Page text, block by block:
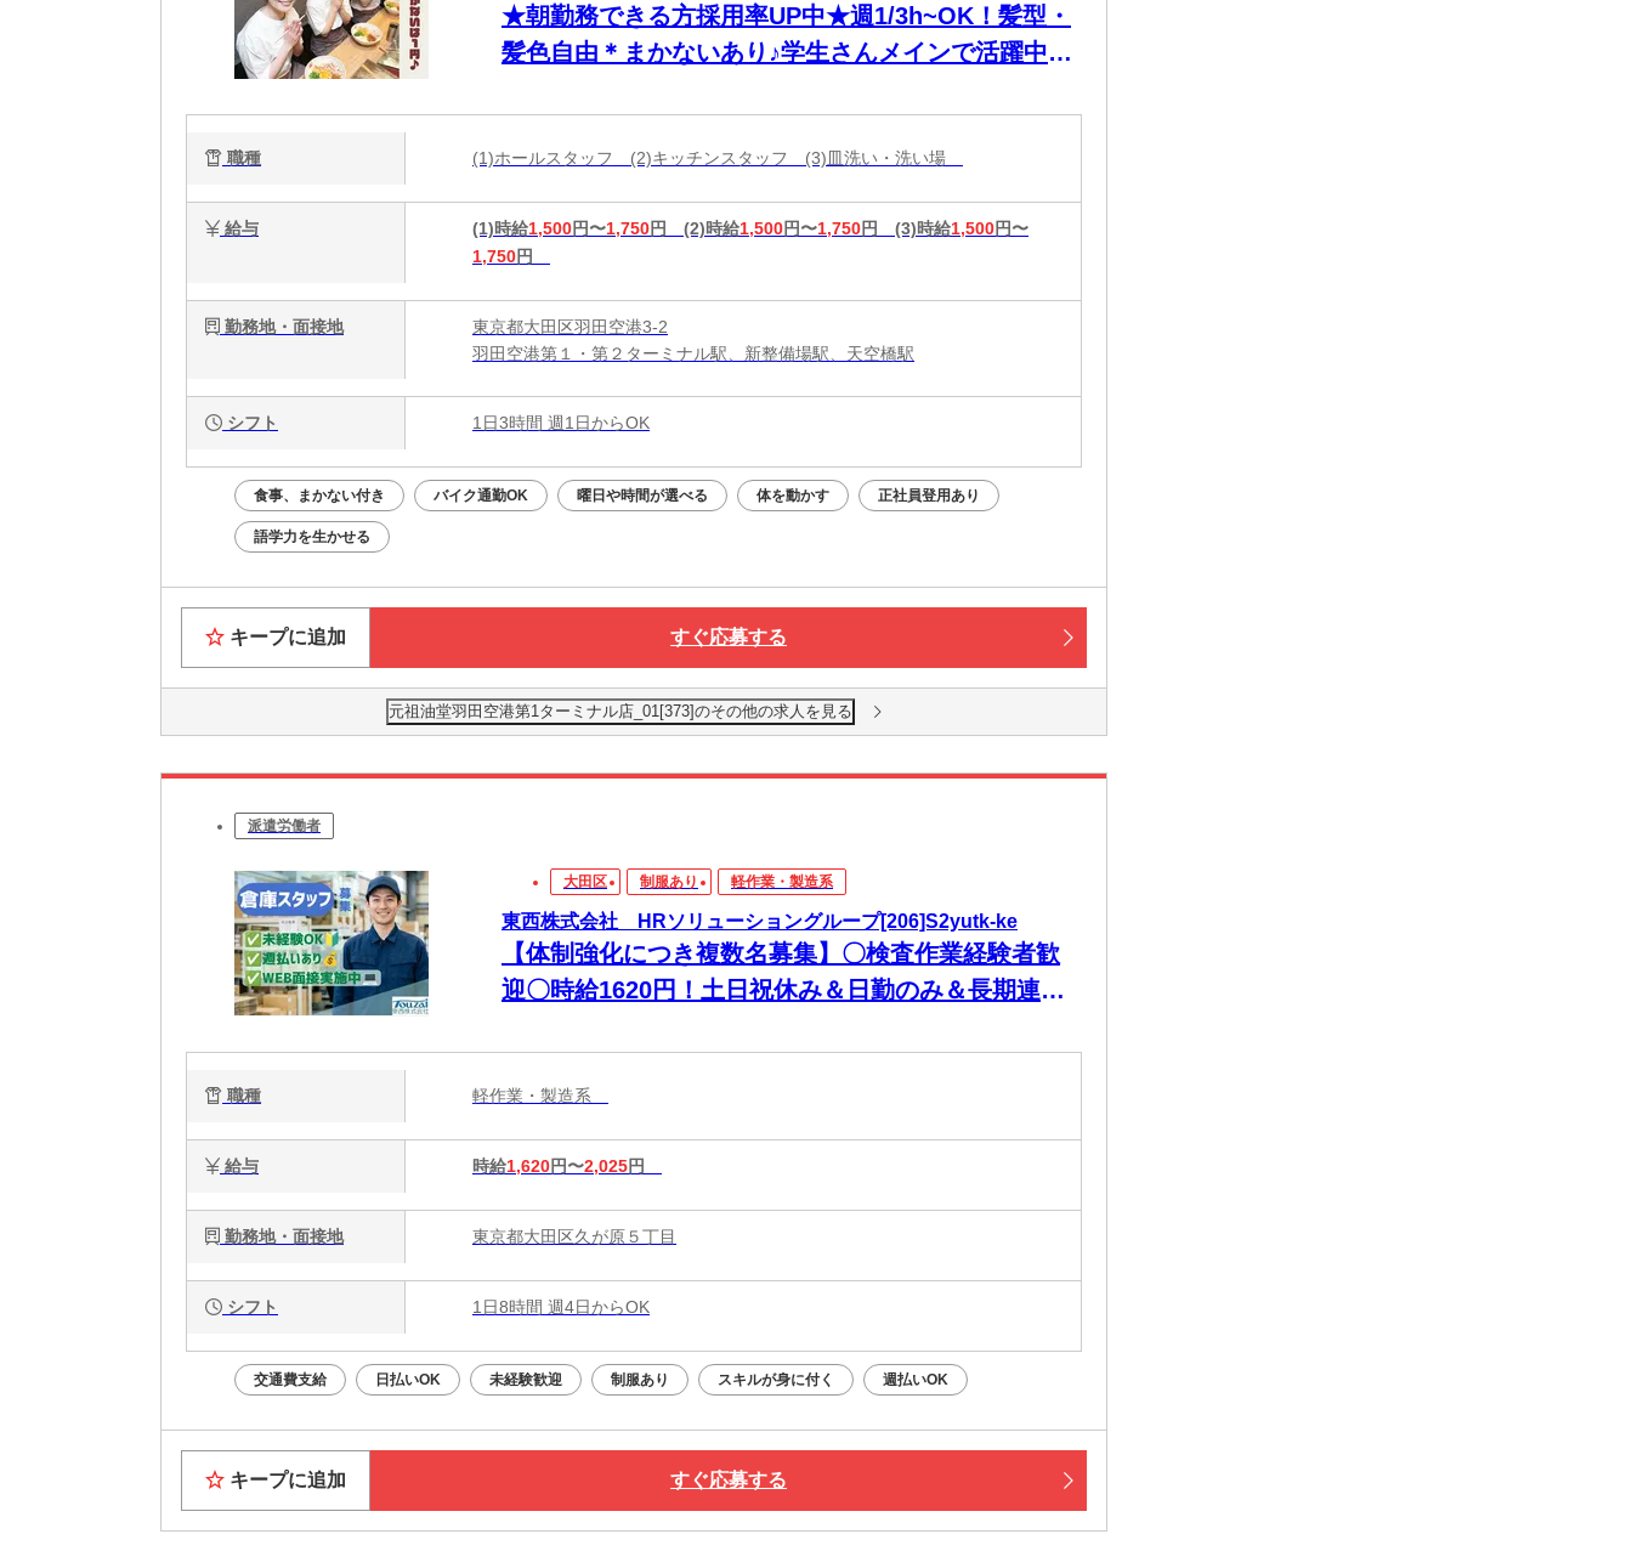
★朝勤務できる方採用率UP中★週1/3h~OK！髪型・
髪色自由＊まかないあり♪学生さんメインで活躍中♪
職種 (1)ホールスタッフ (2)キッチンスタッフ (3)皿洗い・洗い場
給与 (1)時給1,500円〜1,750円 (2)時給1,500円〜1,750円 (3)時給1,500円〜
1,750円
勤務地・面接地
東京都大田区羽田空港3-2
羽田空港第１・第２ターミナル駅、新整備場駅、天空橋駅
シフト 1日3時間 週1日からOK
食事、まかない付き バイク通勤OK 曜日や時間が選べる 体を動かす 正社員登用あり
語学力を生かせる
キープに追加 すぐ応募する
元祖油堂羽田空港第1ターミナル店_01[373]のその他の求人を見る
派遣労働者
大田区 制服あり 軽作業・製造系
東西株式会社 HRソリューショングループ[206]S2yutk-ke
【体制強化につき複数名募集】〇検査作業経験者歓
迎〇時給1620円！土日祝休み＆日勤のみ＆長期連休
職種 軽作業・製造系
給与 時給1,620円〜2,025円
勤務地・面接地 東京都大田区久が原５丁目
シフト 1日8時間 週4日からOK
交通費支給 日払いOK 未経験歓迎 制服あり スキルが身に付く 週払いOK
キープに追加 すぐ応募する